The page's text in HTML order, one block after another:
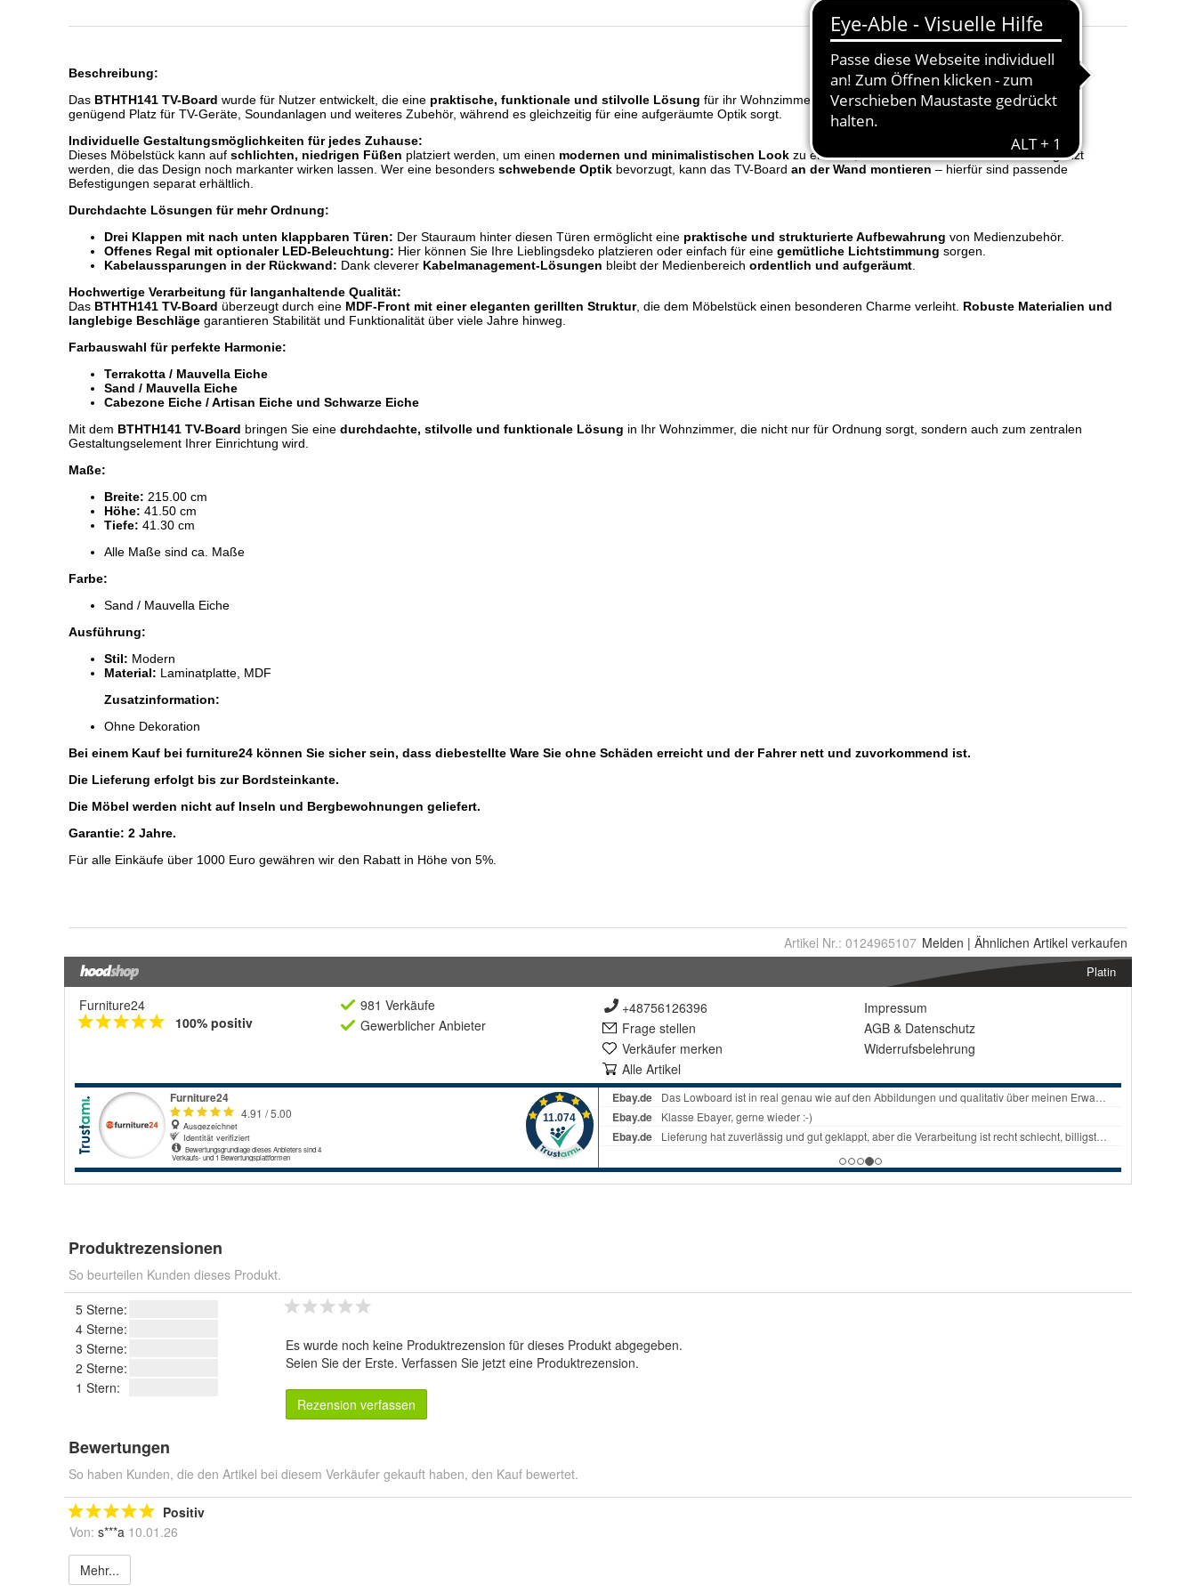
Artikel Nr.: 0124965107 Melden | Ähnlichen Artikel verkaufen
Platin
Furniture24
100% positiv
981 Verkäufe
Gewerblicher Anbieter
+48756126396
Frage stellen
Verkäufer merken
Alle Artikel
Impressum
AGB & Datenschutz
Widerrufsbelehrung
Produktrezensionen
So beurteilen Kunden dieses Produkt.
5 Sterne:
4 Sterne:
3 Sterne:
2 Sterne:
1 Stern:
Es wurde noch keine Produktrezension für dieses Produkt abgegeben.
Seien Sie der Erste. Verfassen Sie jetzt eine Produktrezension.
Rezension verfassen
Bewertungen
So haben Kunden, die den Artikel bei diesem Verkäufer gekauft haben, den Kauf bewertet.
Positiv
Von: s***a 10.01.26
Mehr...